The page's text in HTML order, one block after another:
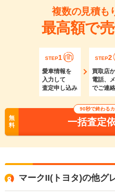
複数の見積も
最高額で
STEP1
愛車情報を
入力して
査定申し込み
STEP2
買取店
電話、
でご連絡
無
料
90秒で終わる
一括査定
マークII(トヨタ)の他グ